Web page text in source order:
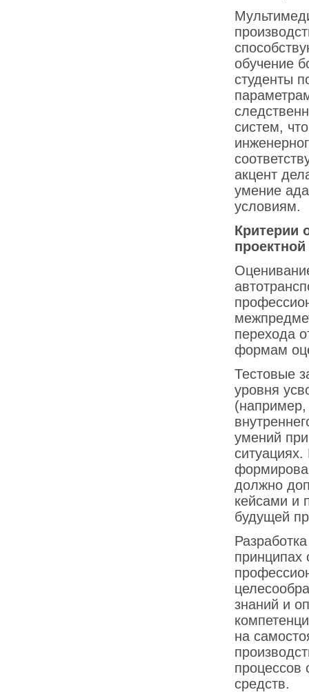
обучение
студенты
систем,
акцент
умение
условиям.
Критерии
перехода
формам
Тестовые
уровня
(например,
умений
должно
кейсами и
будущей
принципах
знаний и
на
процессов
средств.